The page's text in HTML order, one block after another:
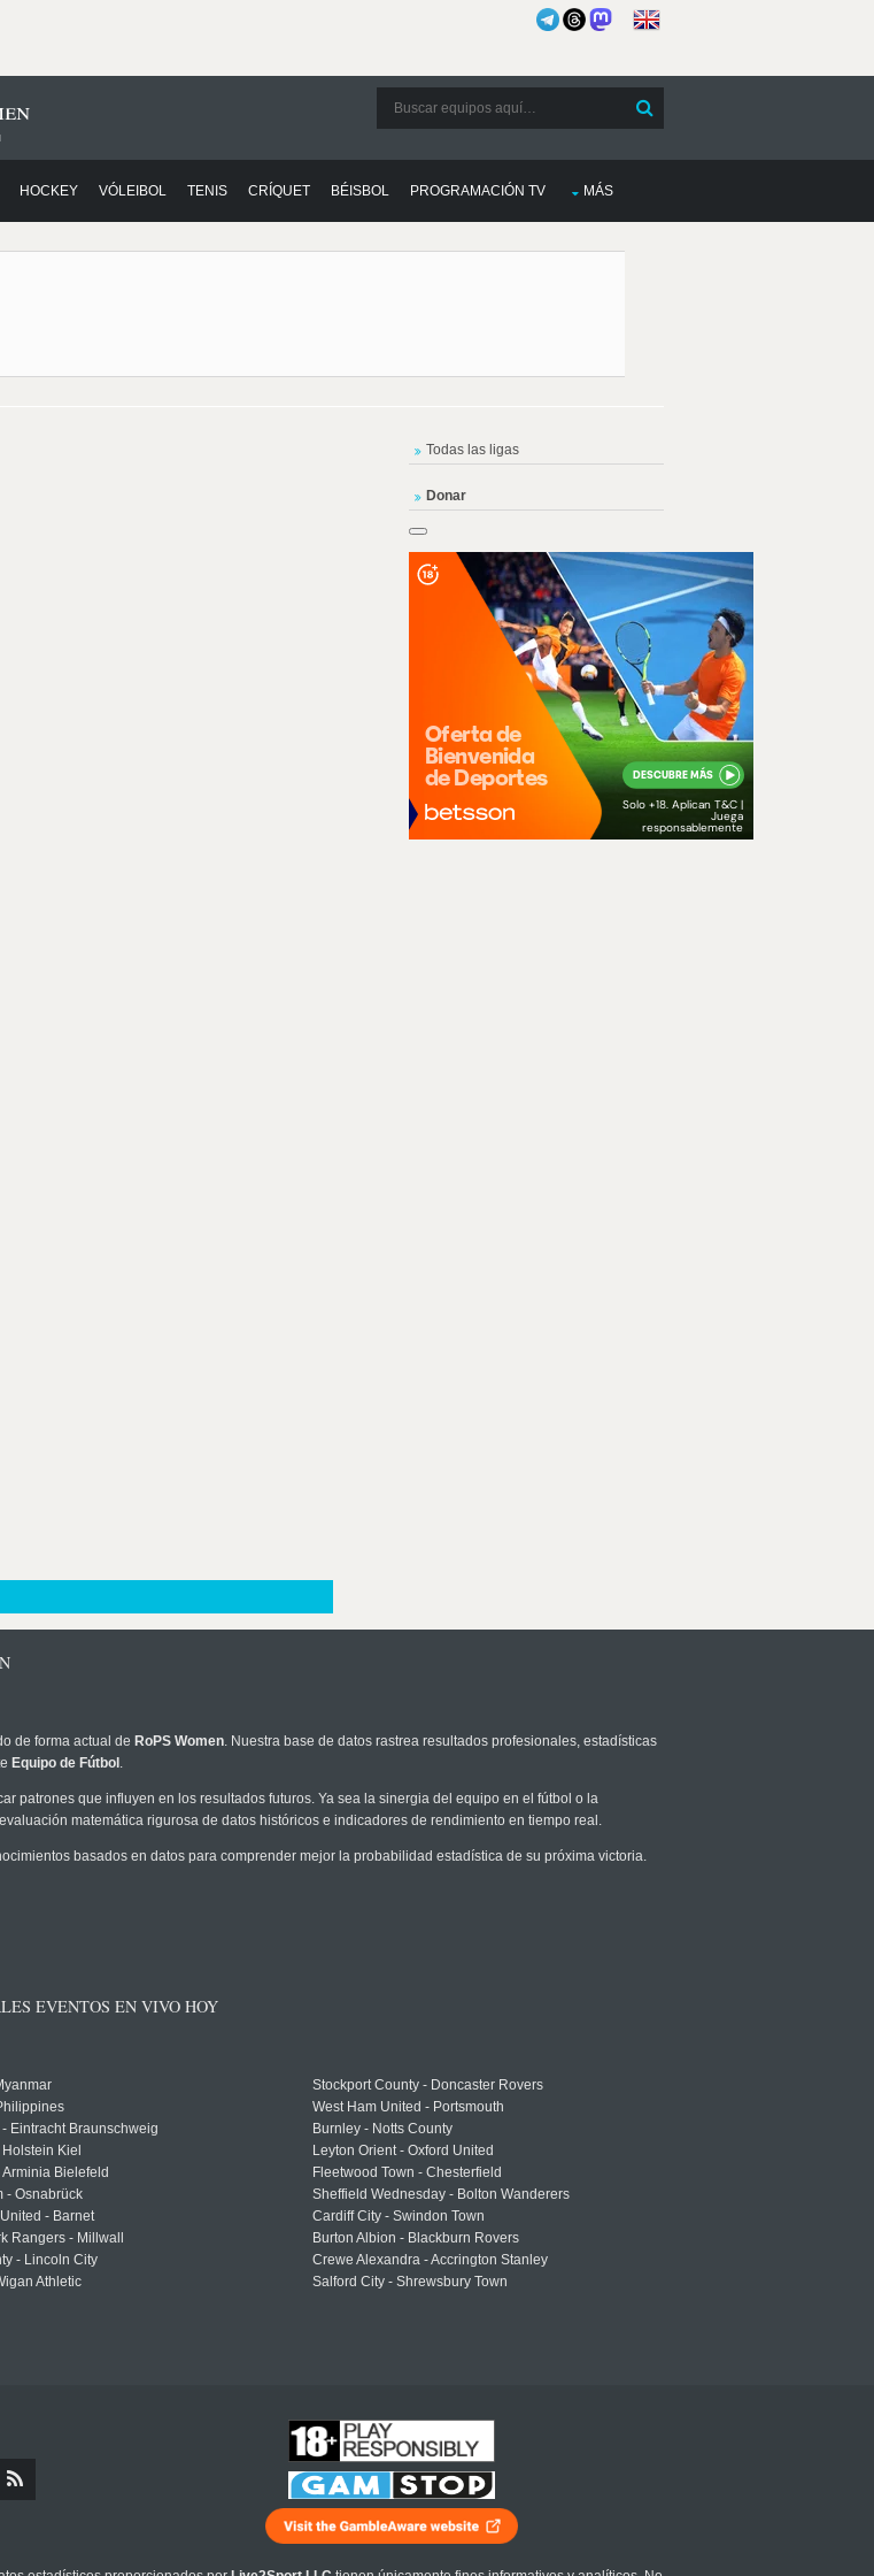
HOCKEY VÓLEIBOL TENIS CRÍQUET BÉISBOL PROGRAMACIÓN TV MÁS
Todas las ligas
Donar
de forma actual de RoPS Women. Nuestra base de datos rastrea resultados profesionales, estadísticas
Equipo de Fútbol .
patrones que influyen en los resultados futuros. Ya sea la sinergia del equipo en el fútbol o la
matemática rigurosa de datos históricos e indicadores de rendimiento en tiempo real.
basados en datos para comprender mejor la probabilidad estadística de su próxima victoria.
EVENTOS EN VIVO HOY
Eintracht Braunschweig
Kiel
Arminia Bielefeld
- Osnabrück
- Barnet
Rangers - Millwall
- Lincoln City
Athletic
Stockport County - Doncaster Rovers
West Ham United - Portsmouth
Burnley - Notts County
Leyton Orient - Oxford United
Fleetwood Town - Chesterfield
Sheffield Wednesday - Bolton Wanderers
Cardiff City - Swindon Town
Burton Albion - Blackburn Rovers
Crewe Alexandra - Accrington Stanley
Salford City - Shrewsbury Town